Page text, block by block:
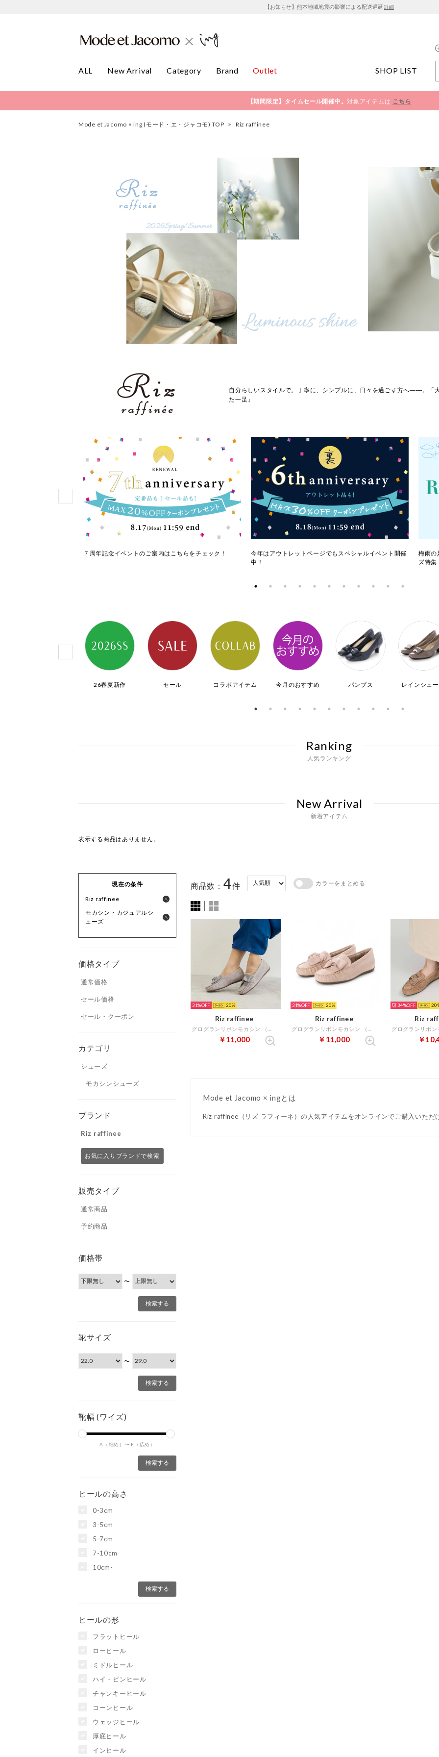
【お知らせ】熊本地域地震の影響による配送遅延 詳細
ALL New Arrival Category Brand Outlet SHOP LIST
【期間限定】タイムセール開催中。対象アイテムは こちら
Mode et Jacomo × ing (モード・エ・ジャコモ) TOP > Riz raffinee
自分らしいスタイルで。丁寧に、シンプルに、日々を過ごす方へ――。「
た一足」
７周年記念イベントのご案内はこちらをチェック！
今年はアウトレットページでもスペシャルイベント開催
中！
梅雨の
ズ特集
26春夏新作 セール コラボアイテム 今月のおすすめ パンプス レインシュ
Ranking
人気ランキング
New Arrival
新着アイテム
表示する商品はありません。
現在の条件
Riz raffinee
モカシン・カジュアルシ
ューズ
価格タイプ
通常価格
セール価格
セール・クーポン
カテゴリ
シューズ
モカシンシューズ
ブランド
Riz raffinee
お気に入りブランドで検索
販売タイプ
通常商品
予約商品
価格帯
〜
靴サイズ
〜
靴幅 (ワイズ)
A（細め）〜 F（広め）
ヒールの高さ
0-3cm
3-5cm
5-7cm
7-10cm
10cm-
ヒールの形
フラットヒール
ローヒール
ミドルヒール
ハイ・ピンヒール
チャンキーヒール
コーンヒール
ウェッジヒール
厚底ヒール
インヒール
商品数： 4件 カラーをまとめる
31% 20
Riz raffinee
￥11,000
31% 20
Riz raffinee
￥11,000
34% 20
Riz
￥
Mode et Jacomo × ingとは
Riz raffinee（リズ ラフィーネ）の人気アイテムをオンラインでご購入いただ